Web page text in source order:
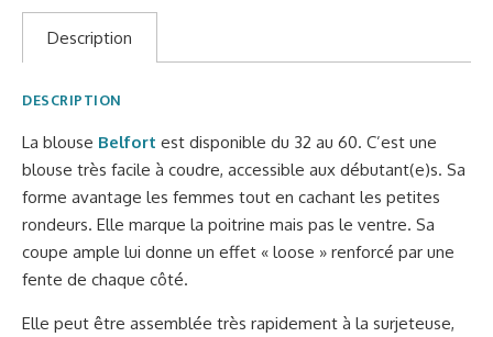
Description
DESCRIPTION
La blouse Belfort est disponible du 32 au 60. C’est une
blouse très facile à coudre, accessible aux débutant(e)s. Sa
forme avantage les femmes tout en cachant les petites
rondeurs. Elle marque la poitrine mais pas le ventre. Sa
coupe ample lui donne un effet « loose » renforcé par une
fente de chaque côté.
Elle peut être assemblée très rapidement à la surjeteuse,